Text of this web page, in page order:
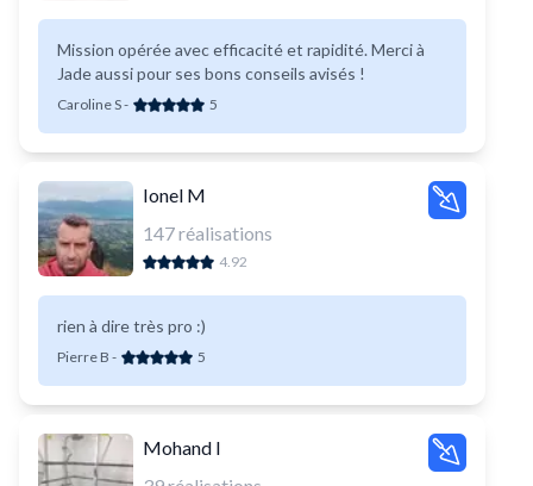
Mission opérée avec efficacité et rapidité. Merci à
Jade aussi pour ses bons conseils avisés !
Caroline S- 5
Ionel M
147réalisations
4.92
rien à dire très pro :)
Pierre B - 5
Mohand I